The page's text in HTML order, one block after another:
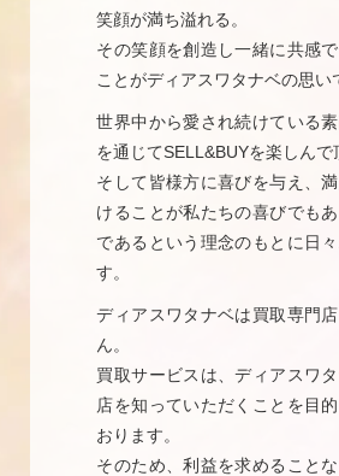
笑顔が満ち溢れる。
その笑顔を創造し一緒に共感
ことがディアスワタナベの思い
世界中から愛され続けている
を通じてSELL&BUYを楽しんで
そして皆様方に喜びを与え、
けることが私たちの喜びでも
であるという理念のもとに日
す。
ディアスワタナベは買取専門
ん。
買取サービスは、ディアスワ
店を知っていただくことを目
おります。
そのため、利益を求めること